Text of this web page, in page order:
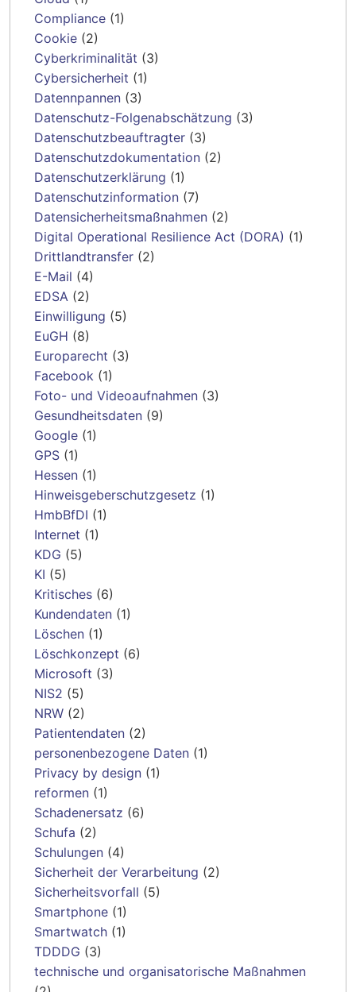
Compliance (1)
Cookie (2)
Cyberkriminalität (3)
Cybersicherheit (1)
Datennpannen (3)
Datenschutz-Folgenabschätzung (3)
Datenschutzbeauftragter (3)
Datenschutzdokumentation (2)
Datenschutzerklärung (1)
Datenschutzinformation (7)
Datensicherheitsmaßnahmen (2)
Digital Operational Resilience Act (DORA) (1)
Drittlandtransfer (2)
E-Mail (4)
EDSA (2)
Einwilligung (5)
EuGH (8)
Europarecht (3)
Facebook (1)
Foto- und Videoaufnahmen (3)
Gesundheitsdaten (9)
Google (1)
GPS (1)
Hessen (1)
Hinweisgeberschutzgesetz (1)
HmbBfDI (1)
Internet (1)
KDG (5)
KI (5)
Kritisches (6)
Kundendaten (1)
Löschen (1)
Löschkonzept (6)
Microsoft (3)
NIS2 (5)
NRW (2)
Patientendaten (2)
personenbezogene Daten (1)
Privacy by design (1)
reformen (1)
Schadenersatz (6)
Schufa (2)
Schulungen (4)
Sicherheit der Verarbeitung (2)
Sicherheitsvorfall (5)
Smartphone (1)
Smartwatch (1)
TDDDG (3)
technische und organisatorische Maßnahmen